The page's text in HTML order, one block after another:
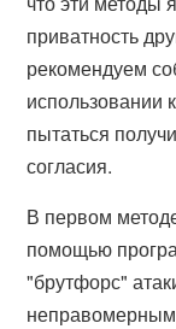
приватность
рекомендуем
использовании
пытаться
согласия.
В первом
помощью
"брутфорс"
неправомерным